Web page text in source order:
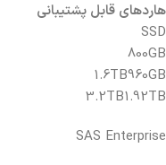
هاردهای قابل پشتیبانی
SSD
800GB
960GB
1.6TB
1.92TB
3.2TB
SAS Enterprise